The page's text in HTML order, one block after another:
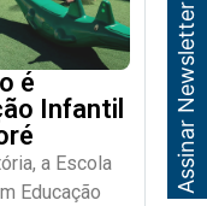
é
Infantil
a Escola
Educação
Assinar Newsletter